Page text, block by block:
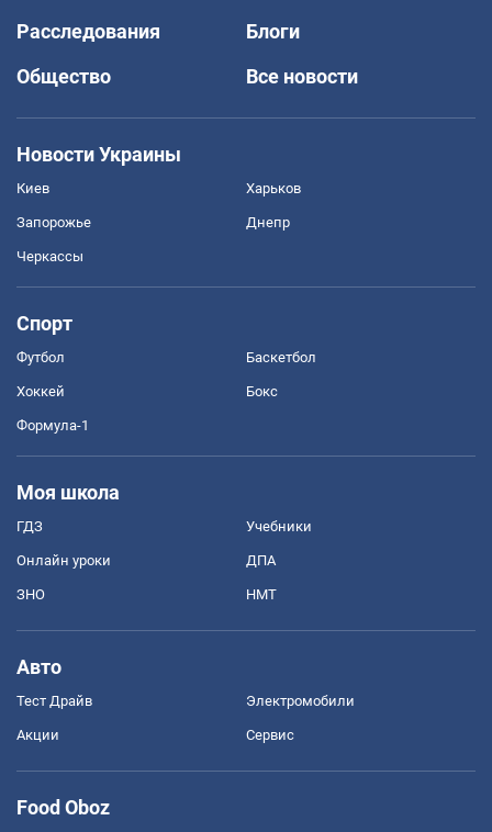
Расследования
Блоги
Общество
Все новости
Новости Украины
Киев Харьков
Запорожье Днепр
Черкассы
Спорт
Футбол Баскетбол
Хоккей Бокс
Формула-1
Моя школа
ГДЗ Учебники
Онлайн уроки ДПА
ЗНО НМТ
Авто
Тест Драйв Электромобили
Акции Сервис
Food Oboz